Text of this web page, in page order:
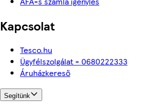
Kapcsolat
Tesco.hu
Ügyfélszolgálat - 0680222333
Áruházkereső
Segítünk